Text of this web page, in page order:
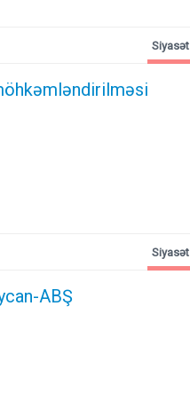
Siyasət
ABŞ
Siyasət